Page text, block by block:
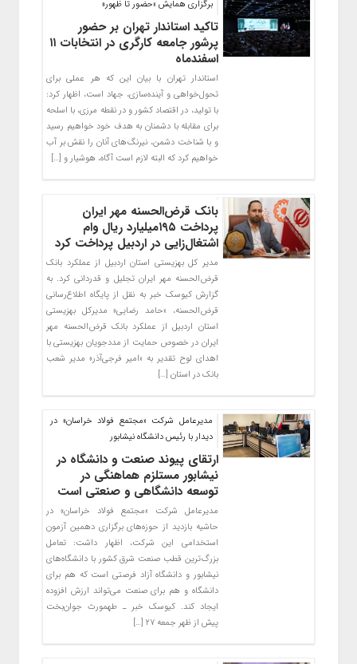
برگزاری همایش «حضور تا ظهور»
تاکید استاندار تهران بر حضور
پرشور جامعه کارگری در انتخابات ۱۱
اسفندماه
استاندار تهران با بیان این که هر عملی برای
تحول‌خواهی و آینده‌سازی، جهاد است، اظهار کرد:
با تولید، در اقتصاد کشور و در نقطه مرزی، با اسلحه
برای مقابله با دشمنان به هدف خود خواهیم رسید
و با شناخت دشمن، نیرنگ‌های آنان را نقش بر آب
خواهیم کرد که البته لازم است آگاه، هوشیار و […]
بانک قرض‌الحسنه مهر ایران
پرداخت ۱۹۵میلیارد ریال وام
اشتغال‌زایی در اردبیل پرداخت کرد
مدیر کل بهزیستی استان اردبیل از عملکرد بانک
قرض‌الحسنه مهر ایران تجلیل و قدردانی کرد. به
گزارش کیوسک خبر به نقل از پایگاه اطلاع‌رسانی
قرض‌الحسنه، «حامد رضایی» مدیرکل بهزیستی
استان اردبیل از عملکرد بانک قرض‌الحسنه مهر
ایران در خصوص حمایت از مددجویان بهزیستی با
اهدای لوح تقدیر به «امیر فرجی‌آذر» مدیر شعب
بانک در استان […]
مدیرعامل شرکت «مجتمع فولاد خراسان» در
دیدار با رئیس دانشگاه نیشابور
ارتقای پیوند صنعت و دانشگاه در
نیشابور مستلزم هماهنگی در
توسعه دانشگاهی و صنعتی است
مدیرعامل شرکت «مجتمع فولاد خراسان» در
حاشیه بازدید از حوزه‌های برگزاری دهمین آزمون
استخدامی این شرکت، اظهار داشت: تعامل
بزرگ‌ترین قطب صنعت شرق کشور با دانشگاه‌های
نیشابور و دانشگاه آزاد فرصتی است که هم‌ برای
دانشگاه و هم‌ برای صنعت می‌تواند ارزش افزوده
ایجاد کند. کیوسک خبر ـ طهمورث‌ جوان‌بخت
پیش از ظهر جمعه ۲۷ […]